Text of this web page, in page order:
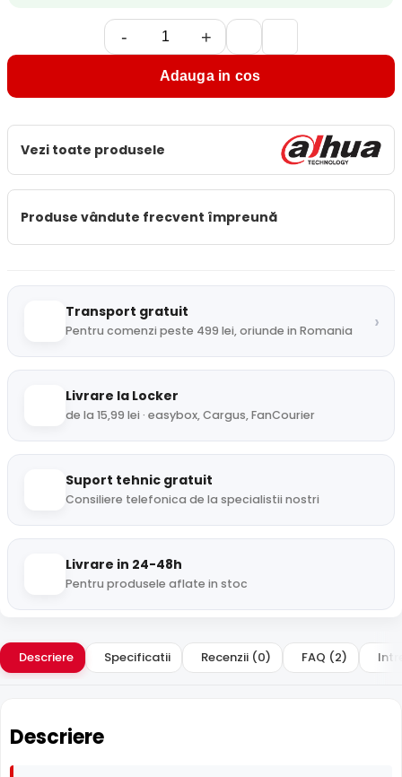
- +
Adauga in cos
Vezi toate produsele
Produse vândute frecvent împreună
Transport gratuit
Pentru comenzi peste 499 lei, oriunde in Romania ›
Livrare la Locker
de la 15,99 lei · easybox, Cargus, FanCourier
Suport tehnic gratuit
Consiliere telefonica de la specialistii nostri
Livrare in 24-48h
Pentru produsele aflate in stoc
Descriere Specificatii Recenzii (0) FAQ (2)
Descriere